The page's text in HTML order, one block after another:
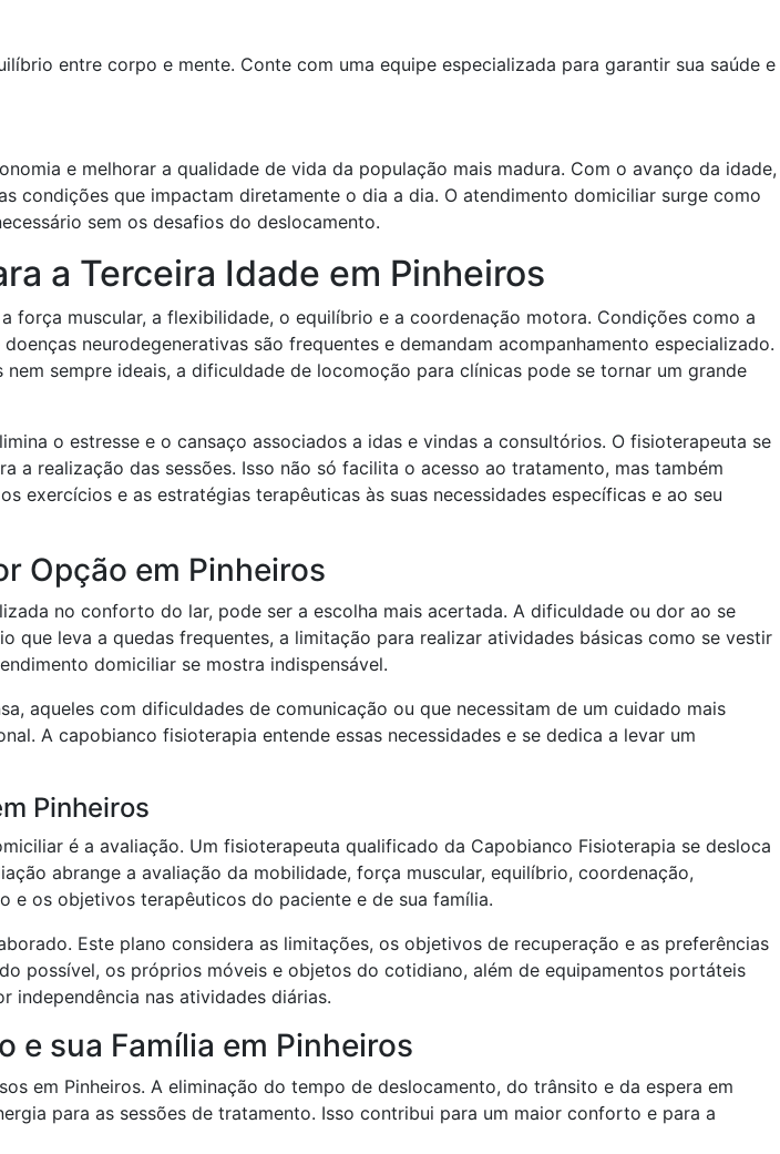
entre corpo e mente. Conte com uma equipe especializada para garantir sua saúde e
e melhorar a qualidade de vida da população mais madura. Com o avanço da idade,
condições que impactam diretamente o dia a dia. O atendimento domiciliar surge como
sem os desafios do deslocamento.
a Terceira Idade em Pinheiros
muscular, a flexibilidade, o equilíbrio e a coordenação motora. Condições como a
neurodegenerativas são frequentes e demandam acompanhamento especializado.
sempre ideais, a dificuldade de locomoção para clínicas pode se tornar um grande
o estresse e o cansaço associados a idas e vindas a consultórios. O fisioterapeuta se
realização das sessões. Isso não só facilita o acesso ao tratamento, mas também
e as estratégias terapêuticas às suas necessidades específicas e ao seu
Opção em Pinheiros
no conforto do lar, pode ser a escolha mais acertada. A dificuldade ou dor ao se
que leva a quedas frequentes, a limitação para realizar atividades básicas como se vestir
domiciliar se mostra indispensável.
aqueles com dificuldades de comunicação ou que necessitam de um cuidado mais
A capobianco fisioterapia entende essas necessidades e se dedica a levar um
Pinheiros
é a avaliação. Um fisioterapeuta qualificado da Capobianco Fisioterapia se desloca
abrange a avaliação da mobilidade, força muscular, equilíbrio, coordenação,
e os objetivos terapêuticos do paciente e de sua família.
Este plano considera as limitações, os objetivos de recuperação e as preferências
possível, os próprios móveis e objetos do cotidiano, além de equipamentos portáteis
independência nas atividades diárias.
e sua Família em Pinheiros
em Pinheiros. A eliminação do tempo de deslocamento, do trânsito e da espera em
para as sessões de tratamento. Isso contribui para um maior conforto e para a